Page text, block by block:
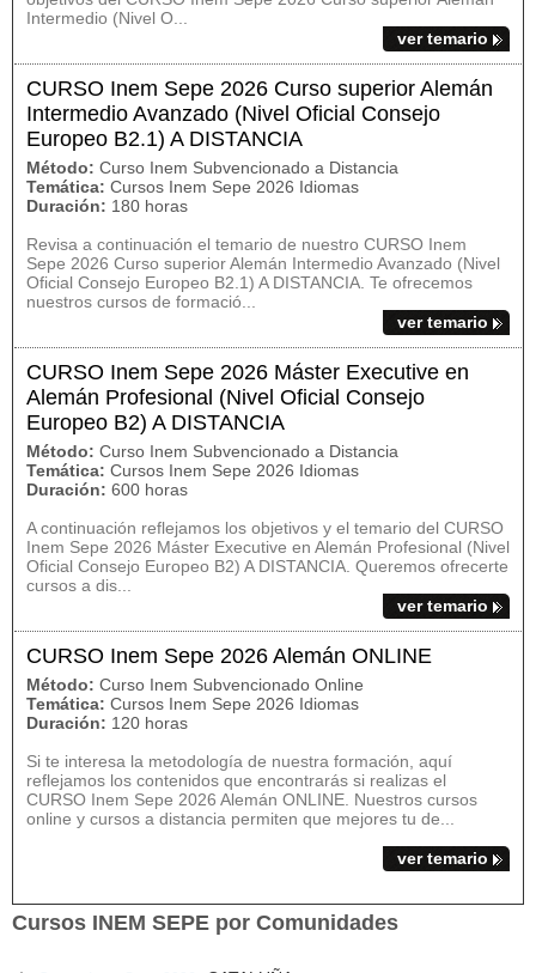
Intermedio (Nivel O...
ver temario
CURSO Inem Sepe 2026 Curso superior Alemán
Intermedio Avanzado (Nivel Oficial Consejo
Europeo B2.1) A DISTANCIA
Método: Curso Inem Subvencionado a Distancia
Temática: Cursos Inem Sepe 2026 Idiomas
Duración: 180 horas
Revisa a continuación el temario de nuestro CURSO Inem
Sepe 2026 Curso superior Alemán Intermedio Avanzado (Nivel
Oficial Consejo Europeo B2.1) A DISTANCIA. Te ofrecemos
nuestros cursos de formació...
ver temario
CURSO Inem Sepe 2026 Máster Executive en
Alemán Profesional (Nivel Oficial Consejo
Europeo B2) A DISTANCIA
Método: Curso Inem Subvencionado a Distancia
Temática: Cursos Inem Sepe 2026 Idiomas
Duración: 600 horas
A continuación reflejamos los objetivos y el temario del CURSO
Inem Sepe 2026 Máster Executive en Alemán Profesional (Nivel
Oficial Consejo Europeo B2) A DISTANCIA. Queremos ofrecerte
cursos a dis...
ver temario
CURSO Inem Sepe 2026 Alemán ONLINE
Método: Curso Inem Subvencionado Online
Temática: Cursos Inem Sepe 2026 Idiomas
Duración: 120 horas
Si te interesa la metodología de nuestra formación, aquí
reflejamos los contenidos que encontrarás si realizas el
CURSO Inem Sepe 2026 Alemán ONLINE. Nuestros cursos
online y cursos a distancia permiten que mejores tu de...
ver temario
Cursos INEM SEPE por Comunidades